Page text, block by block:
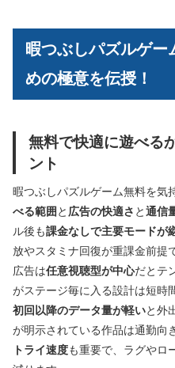
暇つぶしパズルゲー
めの極意を伝授！
無料で快適に遊べる
ント
暇つぶしパズルゲーム無料を気
べる範囲 と 広告の快適さ と通信
ル後も課金なしで主要モードが
放やスタミナ回復が重課金前提
広告は任意視聴型が中心だとテ
がステージ毎に入る設計は短時
初回以降のデータ量が軽いと外
が明示されている作品は通勤向
トライ速度も重要で、ラグやロ